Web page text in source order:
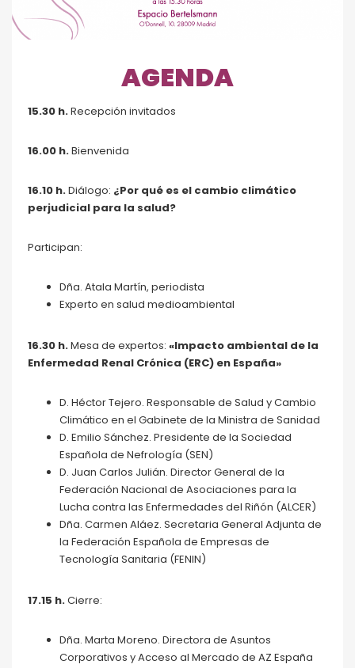
AGENDA
15.30 h.Recepción invitados
16.00 h.Bienvenida
16.10 h.Diálogo: ¿Por qué es el cambio climático
perjudicial para la salud?
Participan:
Dña. Atala Martín, periodista
Experto en salud medioambiental
16.30 h.Mesa de expertos: «Impacto ambiental de la
Enfermedad Renal Crónica (ERC) en España»
D. Héctor Tejero. Responsable de Salud y Cambio
Climático en el Gabinete de la Ministra de Sanidad
D. Emilio Sánchez. Presidente de la Sociedad
Española de Nefrología (SEN)
D. Juan Carlos Julián. Director General de la
Federación Nacional de Asociaciones para la
Lucha contra las Enfermedades del Riñón (ALCER)
Dña. Carmen Aláez. Secretaria General Adjunta de
la Federación Española de Empresas de
Tecnología Sanitaria (FENIN)
17.15 h.Cierre:
Dña. Marta Moreno. Directora de Asuntos
Corporativos y Acceso al Mercado de AZ España